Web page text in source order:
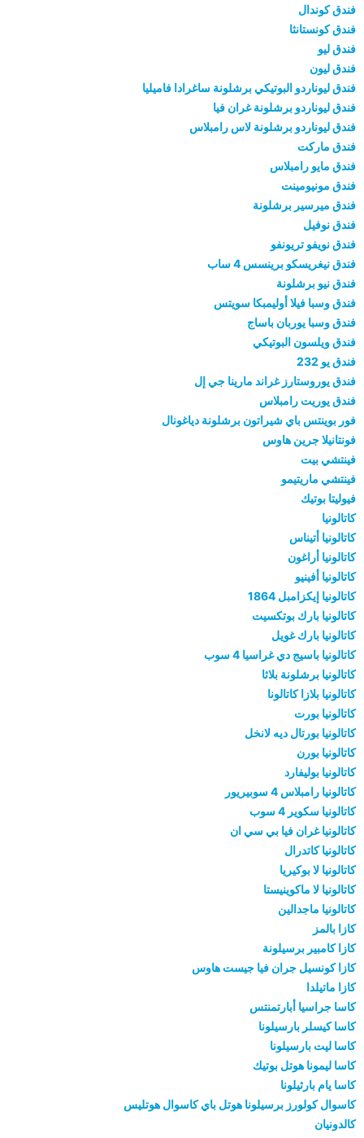
فندق كوندال
فندق كونستانثا
فندق ليو
فندق ليون
فندق ليوناردو البوتيكي برشلونة ساغرادا فاميليا
فندق ليوناردو برشلونة غران فيا
فندق ليوناردو برشلونة لاس رامبلاس
فندق ماركت
فندق مايو رامبلاس
فندق مونيومينت
فندق ميرسير برشلونة
فندق نوفيل
فندق نويفو تريونفو
فندق نيغريسكو برينسس 4 ساب
فندق نيو برشلونة
فندق وسبا فيلا أوليمبكا سويتس
فندق وسبا يوربان باساج
فندق ويلسون البوتيكي
فندق يو 232
فندق يوروستارز غراند مارينا جي إل
فندق يوريت رامبلاس
فور بوينتس باي شيراتون برشلونة دياغونال
فونتانيلا جرين هاوس
فينتشي بيت
فينتشي ماريتيمو
فيوليتا بوتيك
كاتالونيا
كاتالونيا أتيناس
كاتالونيا أراغون
كاتالونيا أفينيو
كاتالونيا إيكزامبل 1864
كاتالونيا بارك بوتكسيت
كاتالونيا بارك غويل
كاتالونيا باسيج دي غراسيا 4 سوب
كاتالونيا برشلونة بلاثا
كاتالونيا بلازا كاتالونا
كاتالونيا بورت
كاتالونيا بورتال ديه لانخل
كاتالونيا بورن
كاتالونيا بوليفارد
كاتالونيا رامبلاس 4 سوبيريور
كاتالونيا سكوير 4 سوب
كاتالونيا غران فيا بي سي ان
كاتالونيا كاتدرال
كاتالونيا لا بوكيريا
كاتالونيا لا ماكوينيستا
كاتالونيا ماجدالين
كازا بالمز
كازا كامبير برسيلونة
كازا كونسيل جران فيا جيست هاوس
كازا ماتيلدا
كاسا جراسيا أبارتمنتس
كاسا كيسلر بارسيلونا
كاسا ليت بارسيلونا
كاسا ليمونا هوتل بوتيك
كاسا يام بارثيلونا
كاسوال كولورز برسيلونا هوتل باي كاسوال هوتليس
كالدونيان